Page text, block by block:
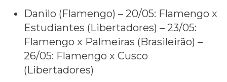
Danilo (Flamengo) – 20/05: Flamengo x
Estudiantes (Libertadores) – 23/05:
Flamengo x Palmeiras (Brasileirão) –
26/05: Flamengo x Cusco
(Libertadores)